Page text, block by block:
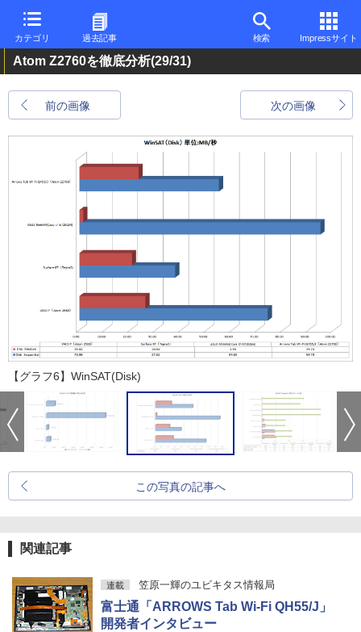
カテゴリ 過去記事 検索 Impressサイト
Atom Z2760を徹底分析(29/31)
前の画像 次の画像
【グラフ6】WinSAT(Disk)
この写真の記事へ
関連記事
連載 笠原一輝のユビキタス情報局
富士通「ARROWS Tab Wi-Fi QH55/J」
開発者インタビュー